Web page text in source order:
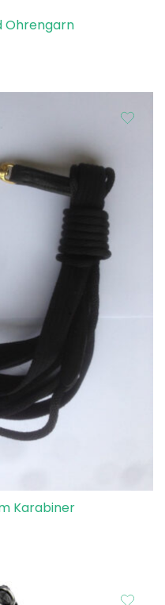
Ohrengarn
Karabiner